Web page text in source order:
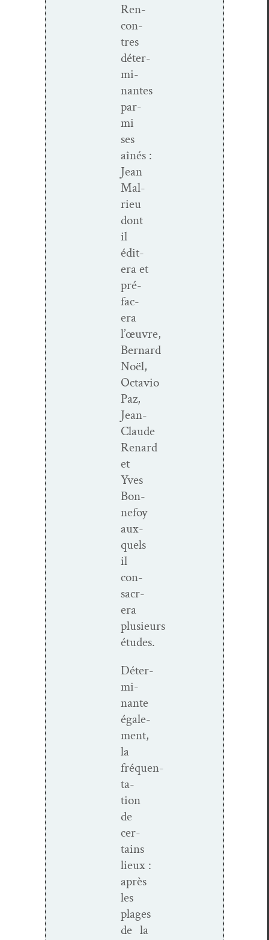
Ren­
con­
tres
déter­
mi­
nantes
par­
mi
ses
aînés :
Jean
Mal­
rieu
dont
il
édit­
era et
pré­
fac­
era
l’œuvre,
Bernard
Noël,
Octavio
Paz,
Jean-
Claude
Renard
et
Yves
Bon­
nefoy
aux­
quels
il
con­
sacr­
era
plusieurs
études.
Déter­
mi­
nante
égale­
ment,
la
fréquen­
ta­
tion
de
cer­
tains
lieux :
après
les
plages
de la